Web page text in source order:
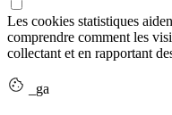
Les cookies statistiques
comprendre comment les
collectant et en rapportant
_ga